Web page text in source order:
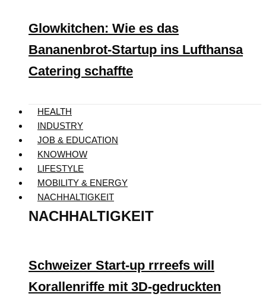
Glowkitchen: Wie es das
Bananenbrot-Startup ins Lufthansa
Catering schaffte
HEALTH
INDUSTRY
JOB & EDUCATION
KNOWHOW
LIFESTYLE
MOBILITY & ENERGY
NACHHALTIGKEIT
NACHHALTIGKEIT
Schweizer Start-up rrreefs will
Korallenriffe mit 3D-gedruckten